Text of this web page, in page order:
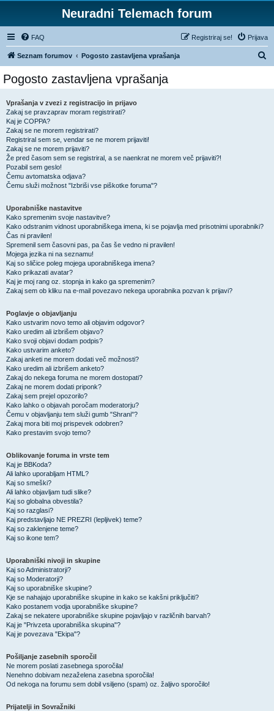
Neuradni Telemach forum
FAQ Prijava
Registriraj se!
Seznam forumov Pogosto zastavljena vprašanja
Pogosto zastavljena vprašanja
Vprašanja v zvezi z registracijo in prijavo
Zakaj se pravzaprav moram registrirati?
Kaj je COPPA?
Zakaj se ne morem registrirati?
Registriral sem se, vendar se ne morem prijaviti!
Zakaj se ne morem prijaviti?
Že pred časom sem se registriral, a se naenkrat ne morem več prijaviti?!
Pozabil sem geslo!
Čemu avtomatska odjava?
Čemu služi možnost "Izbriši vse piškotke foruma"?
Uporabniške nastavitve
Kako spremenim svoje nastavitve?
Kako odstranim vidnost uporabniškega imena, ki se pojavlja med prisotnimi uporabniki?
Čas ni pravilen!
Spremenil sem časovni pas, pa čas še vedno ni pravilen!
Mojega jezika ni na seznamu!
Kaj so sličice poleg mojega uporabniškega imena?
Kako prikazati avatar?
Kaj je moj rang oz. stopnja in kako ga spremenim?
Zakaj sem ob kliku na e-mail povezavo nekega uporabnika pozvan k prijavi?
Poglavje o objavljanju
Kako ustvarim novo temo ali objavim odgovor?
Kako uredim ali izbrišem objavo?
Kako svoji objavi dodam podpis?
Kako ustvarim anketo?
Zakaj anketi ne morem dodati več možnosti?
Kako uredim ali izbrišem anketo?
Zakaj do nekega foruma ne morem dostopati?
Zakaj ne morem dodati priponk?
Zakaj sem prejel opozorilo?
Kako lahko o objavah poročam moderatorju?
Čemu v objavljanju tem služi gumb "Shrani"?
Zakaj mora biti moj prispevek odobren?
Kako prestavim svojo temo?
Oblikovanje foruma in vrste tem
Kaj je BBKoda?
Ali lahko uporabljam HTML?
Kaj so smeški?
Ali lahko objavljam tudi slike?
Kaj so globalna obvestila?
Kaj so razglasi?
Kaj predstavljajo NE PREZRI (lepljivek) teme?
Kaj so zaklenjene teme?
Kaj so ikone tem?
Uporabniški nivoji in skupine
Kaj so Administratorji?
Kaj so Moderatorji?
Kaj so uporabniške skupine?
Kje se nahajajo uporabniške skupine in kako se kakšni priključiti?
Kako postanem vodja uporabniške skupine?
Zakaj se nekatere uporabniške skupine pojavljajo v različnih barvah?
Kaj je "Privzeta uporabniška skupina"?
Kaj je povezava "Ekipa"?
Pošiljanje zasebnih sporočil
Ne morem poslati zasebnega sporočila!
Nenehno dobivam nezaželena zasebna sporočila!
Od nekoga na forumu sem dobil vsiljeno (spam) oz. žaljivo sporočilo!
Prijatelji in Sovražniki